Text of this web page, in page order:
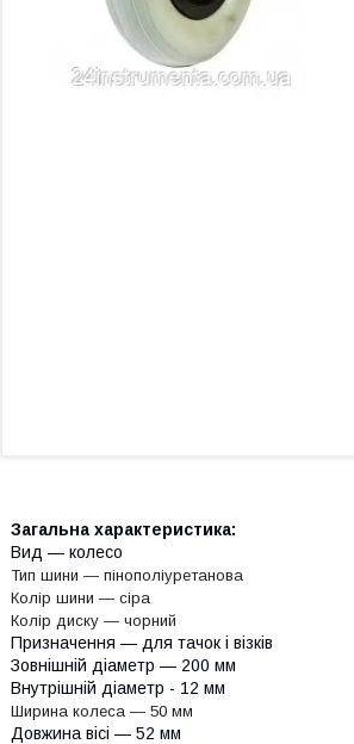
Загальна характеристика:
Вид — колесо
Тип шини — пінополіуретанова
Колір шини — сіра
Колір диску — чорний
Призначення — для тачок і візків
Зовнішній діаметр — 200 мм
Внутрішній діаметр - 12 мм
Ширина колеса — 50 мм
Довжина вісі — 52 мм